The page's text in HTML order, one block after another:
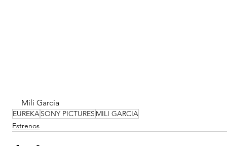
Mili García
EUREKASONY PICTURES MILI GARCIA
Estrenos